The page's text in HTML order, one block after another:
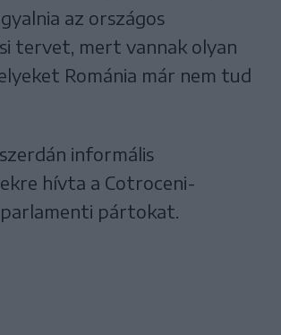
az országos
tervet, mert vannak olyan
Románia már nem tud
informális
hívta a Cotroceni-
pártokat.